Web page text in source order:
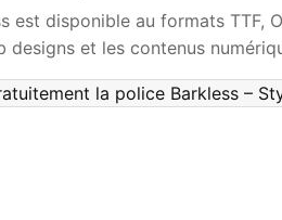
est disponible au formats TTF,
designs et les contenus